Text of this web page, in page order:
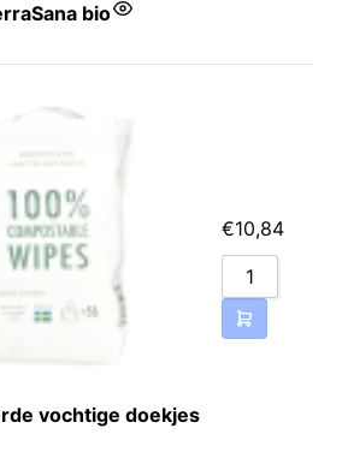
bio
vochtige doekjes
€10,84